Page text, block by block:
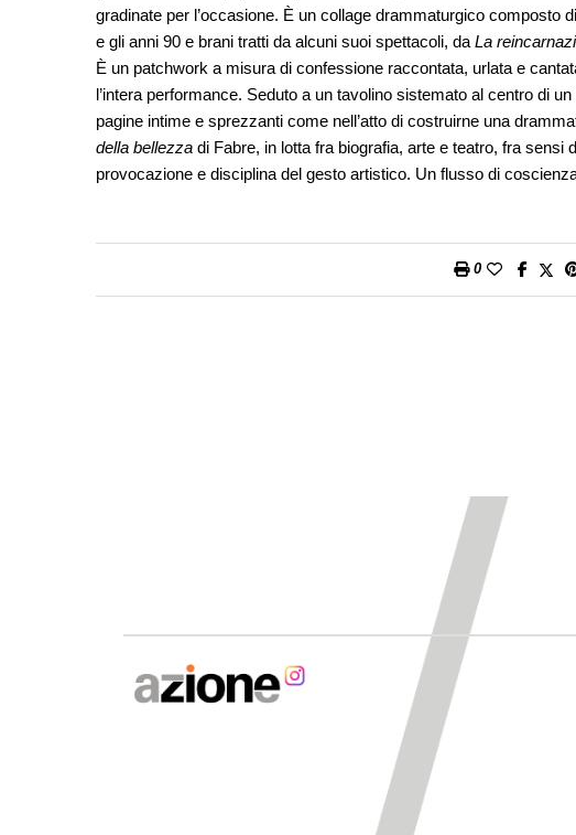
gradinate per l’occasione. È un collage drammaturgico composto
e gli anni 90 e brani tratti da alcuni suoi spettacoli, da La
È un patchwork a misura di confessione raccontata, urlata e
l’intera performance. Seduto a un tavolino sistemato al centro di
pagine intime e sprezzanti come nell’atto di costruirne una
della bellezza di Fabre, in lotta fra biografia, arte e teatro, fra sensi
provocazione e disciplina del gesto artistico. Un flusso di
0